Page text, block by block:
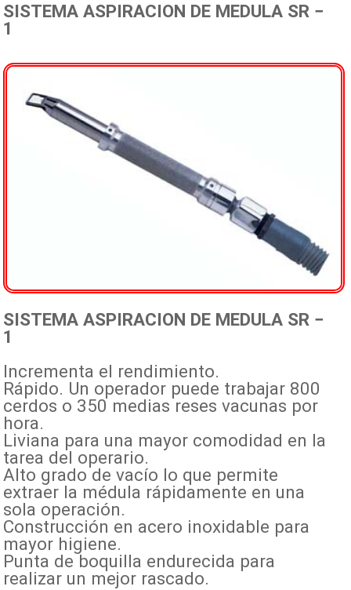
SISTEMA ASPIRACION DE MEDULA SR −
1
SISTEMA ASPIRACION DE MEDULA SR −
1
Incrementa el rendimiento.
Rápido. Un operador puede trabajar 800
cerdos o 350 medias reses vacunas por
hora.
Liviana para una mayor comodidad en la
tarea del operario.
Alto grado de vacío lo que permite
extraer la médula rápidamente en una
sola operación.
Construcción en acero inoxidable para
mayor higiene.
Punta de boquilla endurecida para
realizar un mejor rascado.